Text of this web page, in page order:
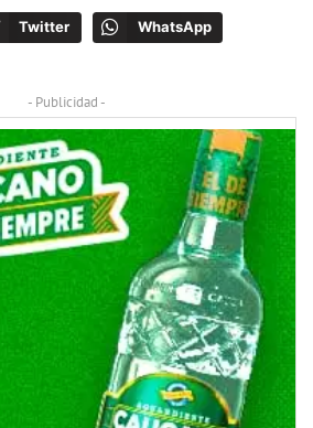
Twitter WhatsApp
- Publicidad -